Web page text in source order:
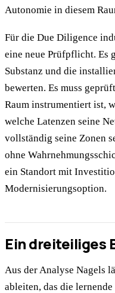
Autonomie in diesem
Für die Due Diligence
eine neue Prüfpflicht. Es
Substanz und die
bewerten. Es muss
Raum instrumentiert ist,
welche Latenzen seine
vollständig seine Zonen
ohne
ein Standort mit
Modernisierungsoption.
Ein dreiteiliges
Aus der Analyse Nagels
ableiten, das die